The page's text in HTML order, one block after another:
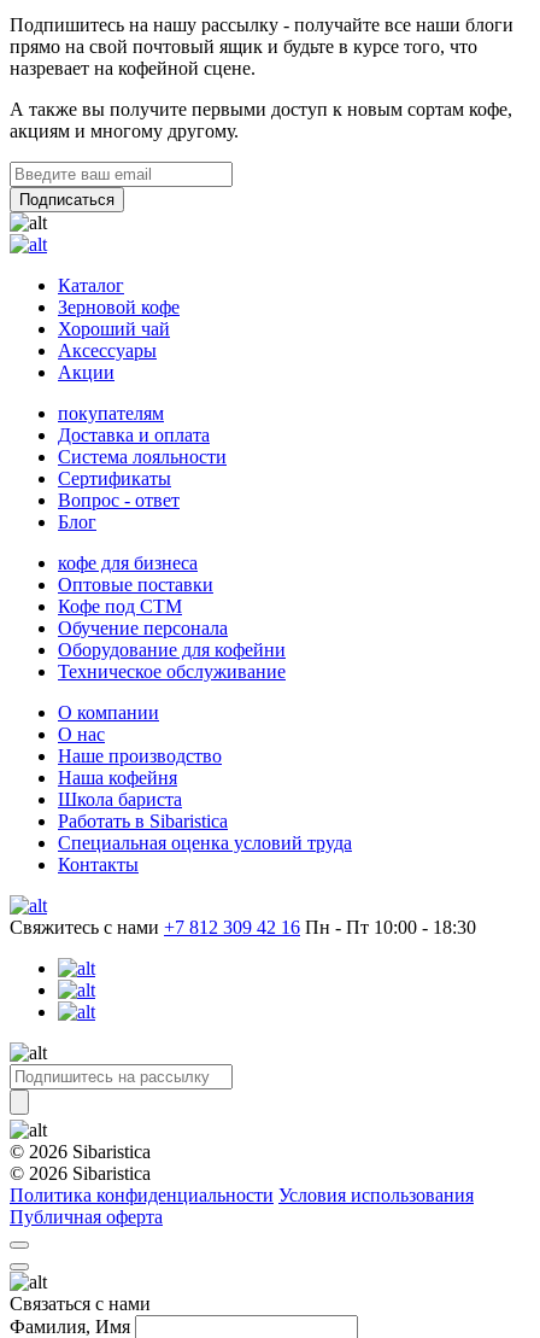
Подпишитесь на нашу рассылку - получайте все наши блоги
прямо на свой почтовый ящик и будьте в курсе того, что
назревает на кофейной сцене.
А также вы получите первыми доступ к новым сортам кофе,
акциям и многому другому.
Каталог
Зерновой кофе
Хороший чай
Аксессуары
Акции
покупателям
Доставка и оплата
Система лояльности
Сертификаты
Вопрос - ответ
Блог
кофе для бизнеса
Оптовые поставки
Кофе под СТМ
Обучение персонала
Оборудование для кофейни
Техническое обслуживание
О компании
О нас
Наше производство
Наша кофейня
Школа бариста
Работать в Sibaristica
Специальная оценка условий труда
Контакты
Свяжитесь с нами +7 812 309 42 16 Пн - Пт 10:00 - 18:30
© 2026 Sibaristica
© 2026 Sibaristica
Политика конфиденциальности Условия использования
Публичная оферта
Связаться с нами
Фамилия, Имя